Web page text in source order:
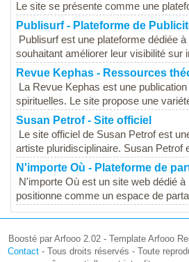
Le site se présente comme une
Publisurf - Plateforme de
Publisurf est une plateforme dédiée
souhaitant améliorer leur visibilité sur
Revue Kephas - Ressources
La Revue Kephas est une
spirituelles. Le site propose une
Susan Petrof - Site officiel
Le site officiel de Susan Petrof est
artiste pluridisciplinaire. Susan
N'importe Où - Plateforme de
N'importe Où est un site web dédié
positionne comme un espace de
Boosté par Arfooo 2.02 - Template Arfooo
Contact- Tous droits réservés - Toute